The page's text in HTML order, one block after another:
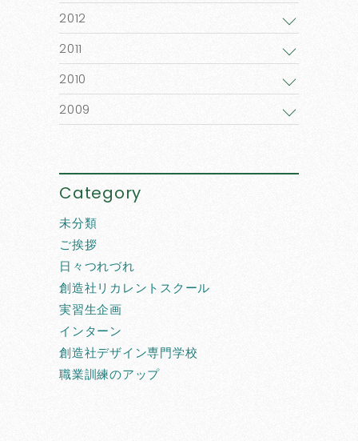
2012
2011
2010
2009
Category
未分類
ご挨拶
日々つれづれ
創造社リカレントスクール
実習生企画
インターン
創造社デザイン専門学校
職業訓練のアップ